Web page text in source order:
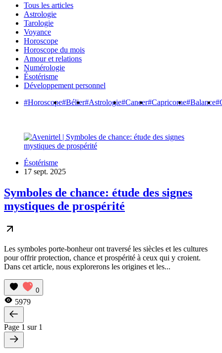
Tous les articles
Astrologie
Tarologie
Voyance
Horoscope
Horoscope du mois
Amour et relations
Numérologie
Ésotérisme
Développement personnel
#Horoscope#Bélier#Astrologie#Cancer#Capricorne#Balance
Ésotérisme
17 sept. 2025
Symboles de chance: étude des signes
mystiques de prospérité
Les symboles porte-bonheur ont traversé les siècles et les cultures
pour offrir protection, chance et prospérité à ceux qui y croient.
Dans cet article, nous explorerons les origines et les...
0
5979
Page 1 sur 1